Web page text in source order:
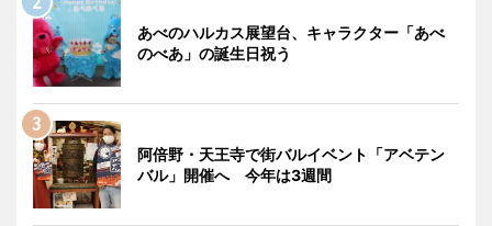
あべのハルカス展望台、キャラクター「あべ
のべあ」の誕生日祝う
阿倍野・天王寺で街バルイベント「アベテン
バル」開催へ 今年は3週間